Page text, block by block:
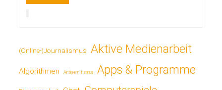
(Online-)Journalismus Aktive Medienarbeit
Algorithmen Antisemitismus Apps & Programme